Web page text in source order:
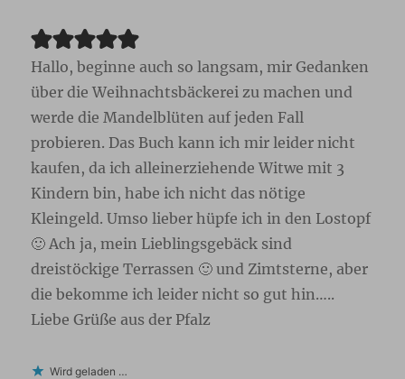
Hallo, beginne auch so langsam, mir Gedanken
über die Weihnachtsbäckerei zu machen und
werde die Mandelblüten auf jeden Fall
probieren. Das Buch kann ich mir leider nicht
kaufen, da ich alleinerziehende Witwe mit 3
Kindern bin, habe ich nicht das nötige
Kleingeld. Umso lieber hüpfe ich in den Lostopf
🙂 Ach ja, mein Lieblingsgebäck sind
dreistöckige Terrassen 🙂 und Zimtsterne, aber
die bekomme ich leider nicht so gut hin…..
Liebe Grüße aus der Pfalz
Wird geladen …